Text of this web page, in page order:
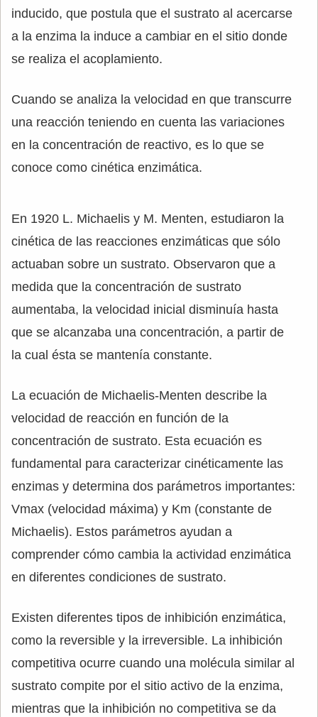
inducido, que postula que el sustrato al acercarse
a la enzima la induce a cambiar en el sitio donde
se realiza el acoplamiento.
Cuando se analiza la velocidad en que transcurre
una reacción teniendo en cuenta las variaciones
en la concentración de reactivo, es lo que se
conoce como cinética enzimática.
En 1920 L. Michaelis y M. Menten, estudiaron la
cinética de las reacciones enzimáticas que sólo
actuaban sobre un sustrato. Observaron que a
medida que la concentración de sustrato
aumentaba, la velocidad inicial disminuía hasta
que se alcanzaba una concentración, a partir de
la cual ésta se mantenía constante.
La ecuación de Michaelis-Menten describe la
velocidad de reacción en función de la
concentración de sustrato. Esta ecuación es
fundamental para caracterizar cinéticamente las
enzimas y determina dos parámetros importantes:
Vmax (velocidad máxima) y Km (constante de
Michaelis). Estos parámetros ayudan a
comprender cómo cambia la actividad enzimática
en diferentes condiciones de sustrato.
Existen diferentes tipos de inhibición enzimática,
como la reversible y la irreversible. La inhibición
competitiva ocurre cuando una molécula similar al
sustrato compite por el sitio activo de la enzima,
mientras que la inhibición no competitiva se da